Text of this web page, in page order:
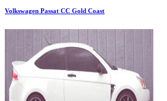
Volkswagen Passat CC Gold Coast